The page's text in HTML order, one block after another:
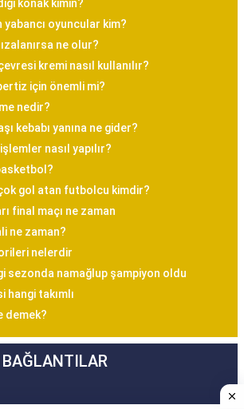
konak kimin?
yabancı oyuncular kim?
ne olur?
kremi nasıl kullanılır?
için önemli mi?
nedir?
kebabı yanına ne gider?
nasıl yapılır?
gol atan futbolcu kimdir?
final maçı ne zaman
ne zaman?
nelerdir
sezonda namağlup şampiyon oldu
hangi takımlı
demek?
BAĞLANTILAR